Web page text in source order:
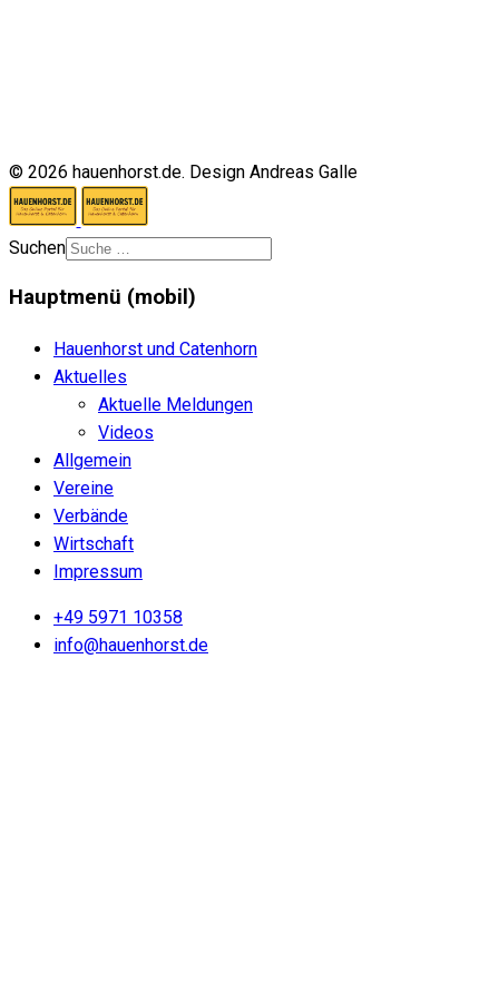
© 2026 hauenhorst.de. Design Andreas Galle
Suchen
Hauptmenü (mobil)
Hauenhorst und Catenhorn
Aktuelles
Aktuelle Meldungen
Videos
Allgemein
Vereine
Verbände
Wirtschaft
Impressum
+49 5971 10358
info@hauenhorst.de